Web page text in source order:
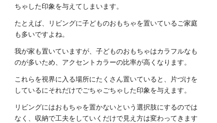
ちゃした印象を与えてしまいます。
たとえば、リビングに子どものおもちゃを置いているご家庭
も多いですよね。
我が家も置いていますが、子どものおもちゃはカラフルなも
のが多いため、アクセントカラーの比率が高くなります。
これらを視界に入る場所にたくさん置いていると、片づけを
しているにそれだけでごちゃごちゃした印象を与えます。
リビングにはおもちゃを置かないという選択肢にするのでは
なく、収納で工夫をしていくだけで見え方は変わってきます